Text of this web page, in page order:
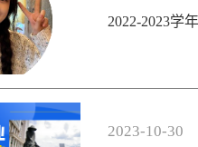
2022-2023学
2023-10-30